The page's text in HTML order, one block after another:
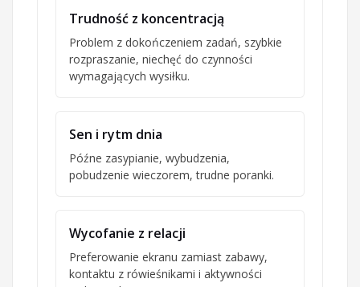
Trudność z koncentracją
Problem z dokończeniem zadań, szybkie
rozpraszanie, niechęć do czynności
wymagających wysiłku.
Sen i rytm dnia
Późne zasypianie, wybudzenia,
pobudzenie wieczorem, trudne poranki.
Wycofanie z relacji
Preferowanie ekranu zamiast zabawy,
kontaktu z rówieśnikami i aktywności